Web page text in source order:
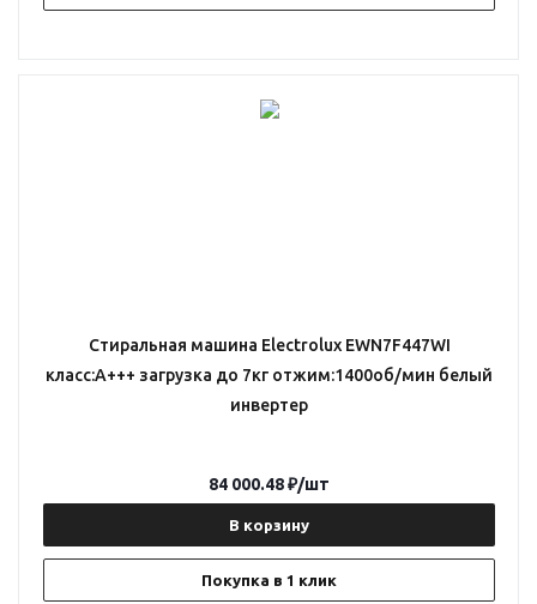
Стиральная машина Electrolux EWN7F447WI
класс:A+++ загрузка до 7кг отжим:1400об/мин белый
инвертер
В корзину
Покупка в 1 клик
84 000.48₽/шт